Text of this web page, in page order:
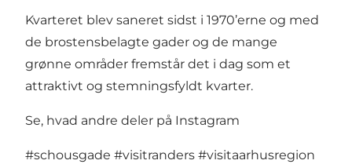
Kvarteret blev saneret sidst i 1970’erne og med
de brostensbelagte gader og de mange
grønne områder fremstår det i dag som et
attraktivt og stemningsfyldt kvarter.
Se, hvad andre deler på Instagram
#schousgade #visitranders #visitaarhusregion